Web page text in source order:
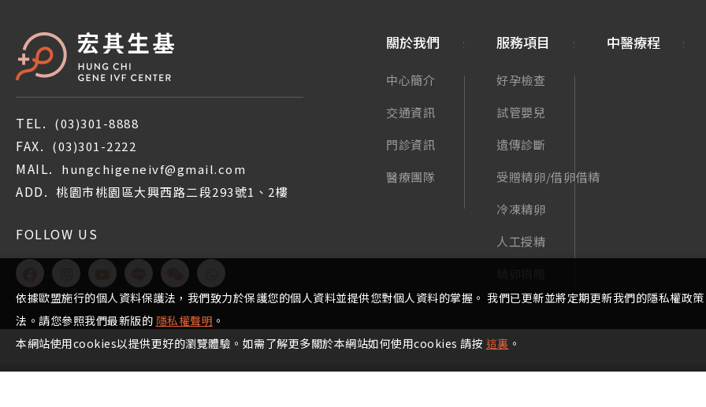
TEL. (03)301-8888
FAX. (03)301-2222
MAIL. hungchigeneivf@gmail.com
ADD. 桃園市桃園區大興西路二段293號1、2樓
FOLLOW US
關於我們
中心簡介
交通資訊
門診資訊
醫療團隊
服務項目
好孕檢查
試管嬰兒
遺傳診斷
受贈精卵/借卵借精
冷凍精卵
人工授精
中醫療程
依據歐盟施行的個人資料保護法，我們致力於保護您的個人資料並提供您對個人資料的掌握。 我們已更新並將定期更新我們的隱私權政
法。請您參照我們最新版的 隱私權聲明 。
本網站使用cookies以提供更好的瀏覽體驗。如需了解更多關於本網站如何使用cookies 請按 這裏 。